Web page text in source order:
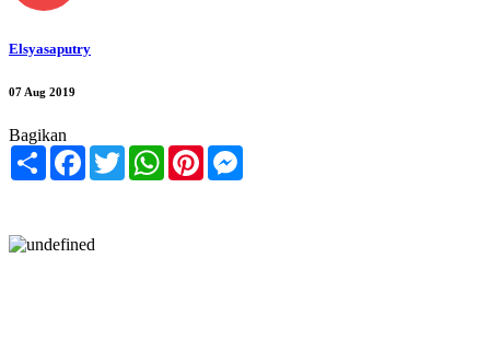
Elsyasaputry
07 Aug 2019
Bagikan
Share FacebookTwitterWhatsApp
Pinterest